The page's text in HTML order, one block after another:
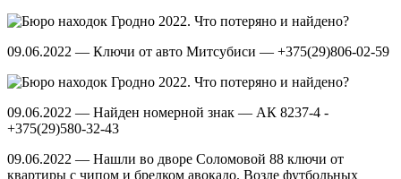
09.06.2022 — Ключи от авто Митсубиси — +375(29)806-02-59
09.06.2022 — Найден номерной знак — АК 8237-4 -
+375(29)580-32-43
09.06.2022 — Нашли во дворе Соломовой 88 ключи от
квартиры с чипом и брелком авокадо. Возле футбольных